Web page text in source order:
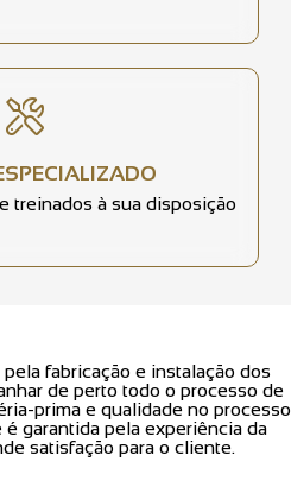
treinados à sua disposição
fabricação e instalação dos
de perto todo o processo de
prima e qualidade no processo
garantida pela experiência da
satisfação para o cliente.